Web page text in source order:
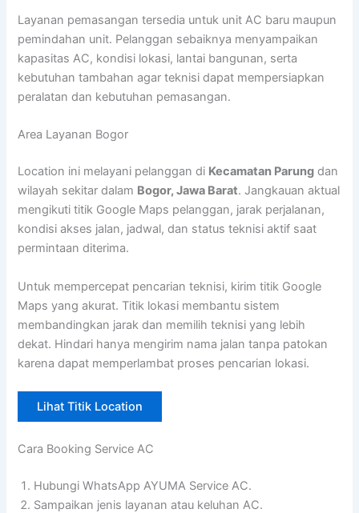
Layanan pemasangan tersedia untuk unit AC baru maupun
pemindahan unit. Pelanggan sebaiknya menyampaikan
kapasitas AC, kondisi lokasi, lantai bangunan, serta
kebutuhan tambahan agar teknisi dapat mempersiapkan
peralatan dan kebutuhan pemasangan.
Area Layanan Bogor
Location ini melayani pelanggan di Kecamatan Parung dan
wilayah sekitar dalam Bogor, Jawa Barat. Jangkauan aktual
mengikuti titik Google Maps pelanggan, jarak perjalanan,
kondisi akses jalan, jadwal, dan status teknisi aktif saat
permintaan diterima.
Untuk mempercepat pencarian teknisi, kirim titik Google
Maps yang akurat. Titik lokasi membantu sistem
membandingkan jarak dan memilih teknisi yang lebih
dekat. Hindari hanya mengirim nama jalan tanpa patokan
karena dapat memperlambat proses pencarian lokasi.
Lihat Titik Location
Cara Booking Service AC
Hubungi WhatsApp AYUMA Service AC.
Sampaikan jenis layanan atau keluhan AC.